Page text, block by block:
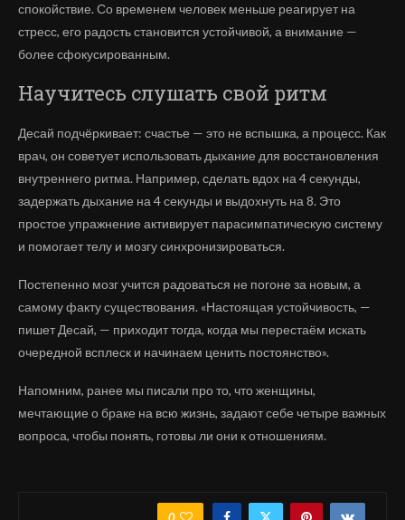
спокойствие. Со временем человек меньше реагирует на
стресс, его радость становится устойчивой, а внимание —
более сфокусированным.
Научитесь слушать свой ритм
Десай подчёркивает: счастье — это не вспышка, а процесс. Как
врач, он советует использовать дыхание для восстановления
внутреннего ритма. Например, сделать вдох на 4 секунды,
задержать дыхание на 4 секунды и выдохнуть на 8. Это
простое упражнение активирует парасимпатическую систему
и помогает телу и мозгу синхронизироваться.
Постепенно мозг учится радоваться не погоне за новым, а
самому факту существования. «Настоящая устойчивость, —
пишет Десай, — приходит тогда, когда мы перестаём искать
очередной всплеск и начинаем ценить постоянство».
Напомним, ранее мы писали про то, что женщины,
мечтающие о браке на всю жизнь, задают себе четыре важных
вопроса, чтобы понять, готовы ли они к отношениям.